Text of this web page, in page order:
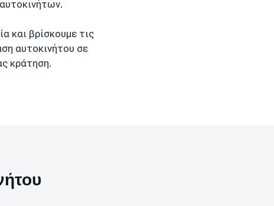
και βρίσκουμε τις
αυτοκινήτου σε
κράτηση.